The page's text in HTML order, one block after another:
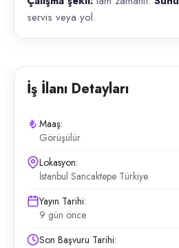
servis veya yol.
İş İlanı Detayları
Maaş:
Görüşülür
Lokasyon:
İstanbul Sancaktepe Türkiye
Yayın Tarihi:
9 gün önce
Son Başvuru Tarihi: